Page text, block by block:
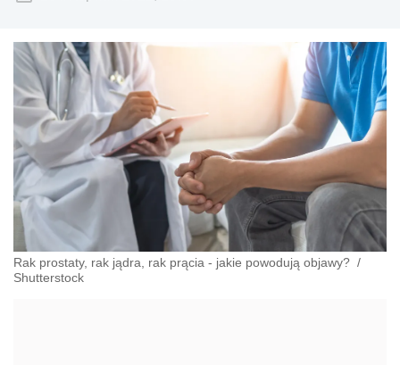
Rak prostaty, rak jądra, rak prącia - jakie powodują objawy? /
Shutterstock